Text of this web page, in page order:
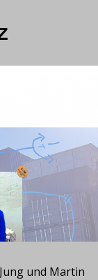
und Martin